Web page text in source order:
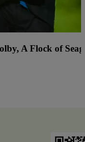
A Flock of